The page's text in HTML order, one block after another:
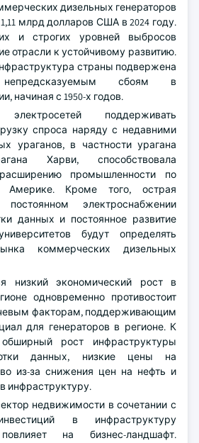
дизельных генераторов
млрд долларов США в 2024 году.
и строгих уровней выбросов
отрасли к устойчивому развитию.
страны подвержена
сбоям в
начиная с 1950-х годов.
электросетей поддерживать
спроса наряду с недавними
ураганов, в частности урагана
Харви, способствовала
промышленности по
Америке. Кроме того, острая
электроснабжении
данных и постоянное развитие
будут определять
коммерческих дизельных
низкий экономический рост в
одновременно противостоит
факторам, поддерживающим
для генераторов в регионе. К
рост инфраструктуры
данных, низкие цены на
из-за снижения цен на нефть и
инфраструктуру.
недвижимости в сочетании с
в инфраструктуру
на бизнес-ландшафт.